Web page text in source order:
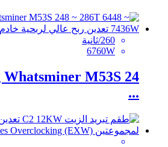
260/ثانية
6760W
M53S 24
...